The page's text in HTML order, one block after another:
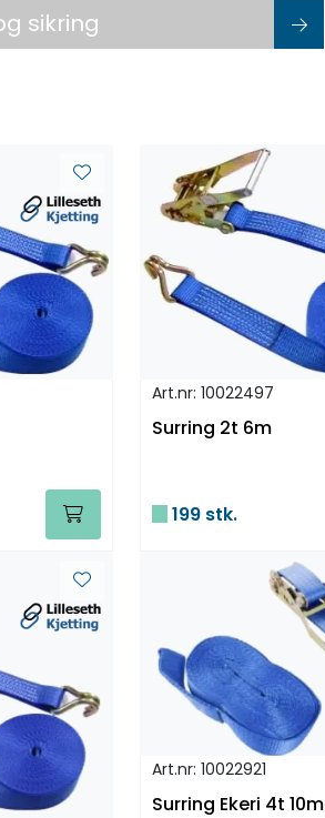
sikring
Art.nr: 10022497
Surring 2t 6m
199 stk.
Art.nr: 10022921
Surring Ekeri 4t 10m